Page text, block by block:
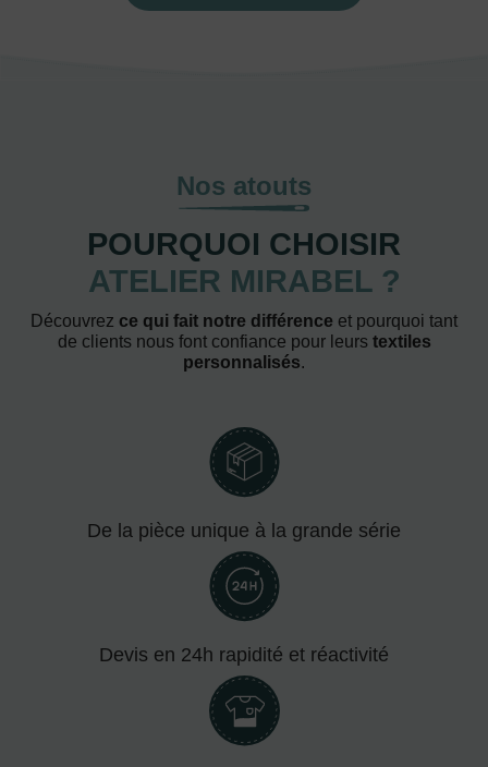
Nos atouts
POURQUOI CHOISIR
ATELIER MIRABEL ?
Découvrez ce qui fait notre différence et pourquoi tant
de clients nous font confiance pour leurs textiles
personnalisés.
De la pièce unique à la grande série
Devis en 24h rapidité et réactivité